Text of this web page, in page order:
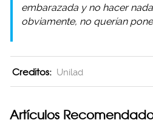
embarazada y no hacer
obviamente, no querían
Creditos: Unilad
Artículos